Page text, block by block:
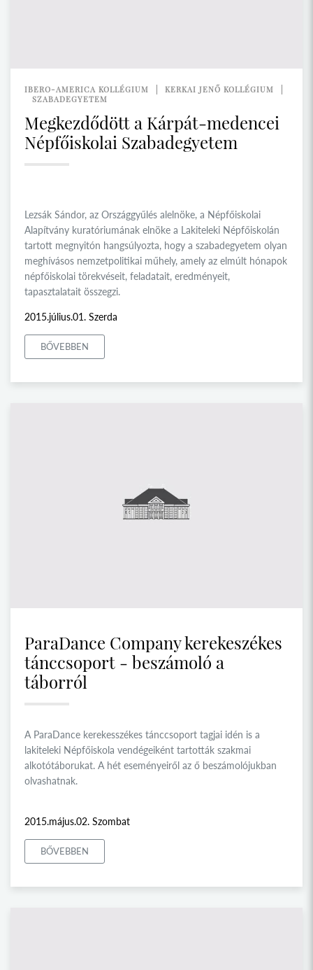
IBERO-AMERICA KOLLÉGIUM
KERKAI JENŐ KOLLÉGIUM
SZABADEGYETEM
Megkezdődött a Kárpát-medencei
Népfőiskolai Szabadegyetem
Lezsák Sándor, az Országgyűlés alelnöke, a Népfőiskolai
Alapítvány kuratóriumának elnöke a Lakiteleki Népfőiskolán
tartott megnyitón hangsúlyozta, hogy a szabadegyetem olyan
meghívásos nemzetpolitikai műhely, amely az elmúlt hónapok
népfőiskolai törekvéseit, feladatait, eredményeit,
tapasztalatait összegzi.
2015.július.01. Szerda
BŐVEBBEN
ParaDance Company kerekeszékes
tánccsoport - beszámoló a
táborról
A ParaDance kerekesszékes tánccsoport tagjai idén is a
lakiteleki Népfőiskola vendégeiként tartották szakmai
alkotótáborukat. A hét eseményeiről az ő beszámolójukban
olvashatnak.
2015.május.02. Szombat
BŐVEBBEN